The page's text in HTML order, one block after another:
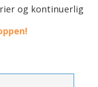
og kontinuerlig